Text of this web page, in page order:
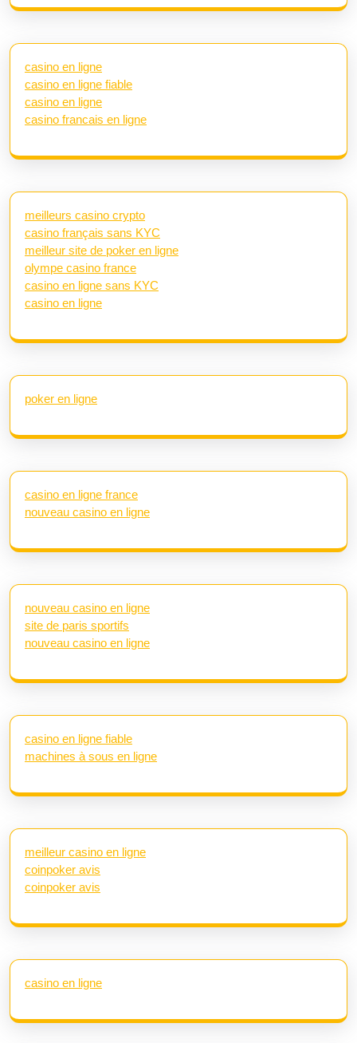
casino en ligne
casino en ligne fiable
casino en ligne
casino francais en ligne
meilleurs casino crypto
casino français sans KYC
meilleur site de poker en ligne
olympe casino france
casino en ligne sans KYC
casino en ligne
poker en ligne
casino en ligne france
nouveau casino en ligne
nouveau casino en ligne
site de paris sportifs
nouveau casino en ligne
casino en ligne fiable
machines à sous en ligne
meilleur casino en ligne
coinpoker avis
coinpoker avis
casino en ligne